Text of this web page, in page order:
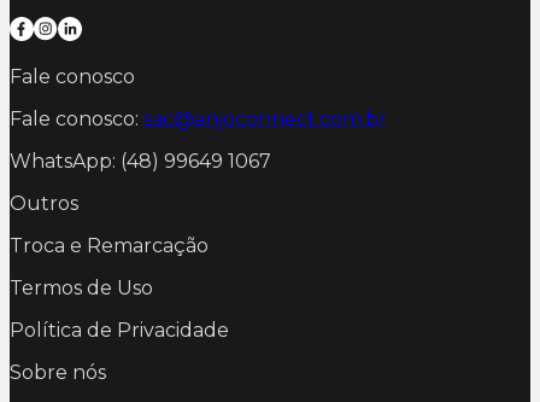
Fale conosco
Fale conosco: sac@anjoconnect.com.br
WhatsApp: (48) 99649 1067
Outros
Troca e Remarcação
Termos de Uso
Política de Privacidade
Sobre nós